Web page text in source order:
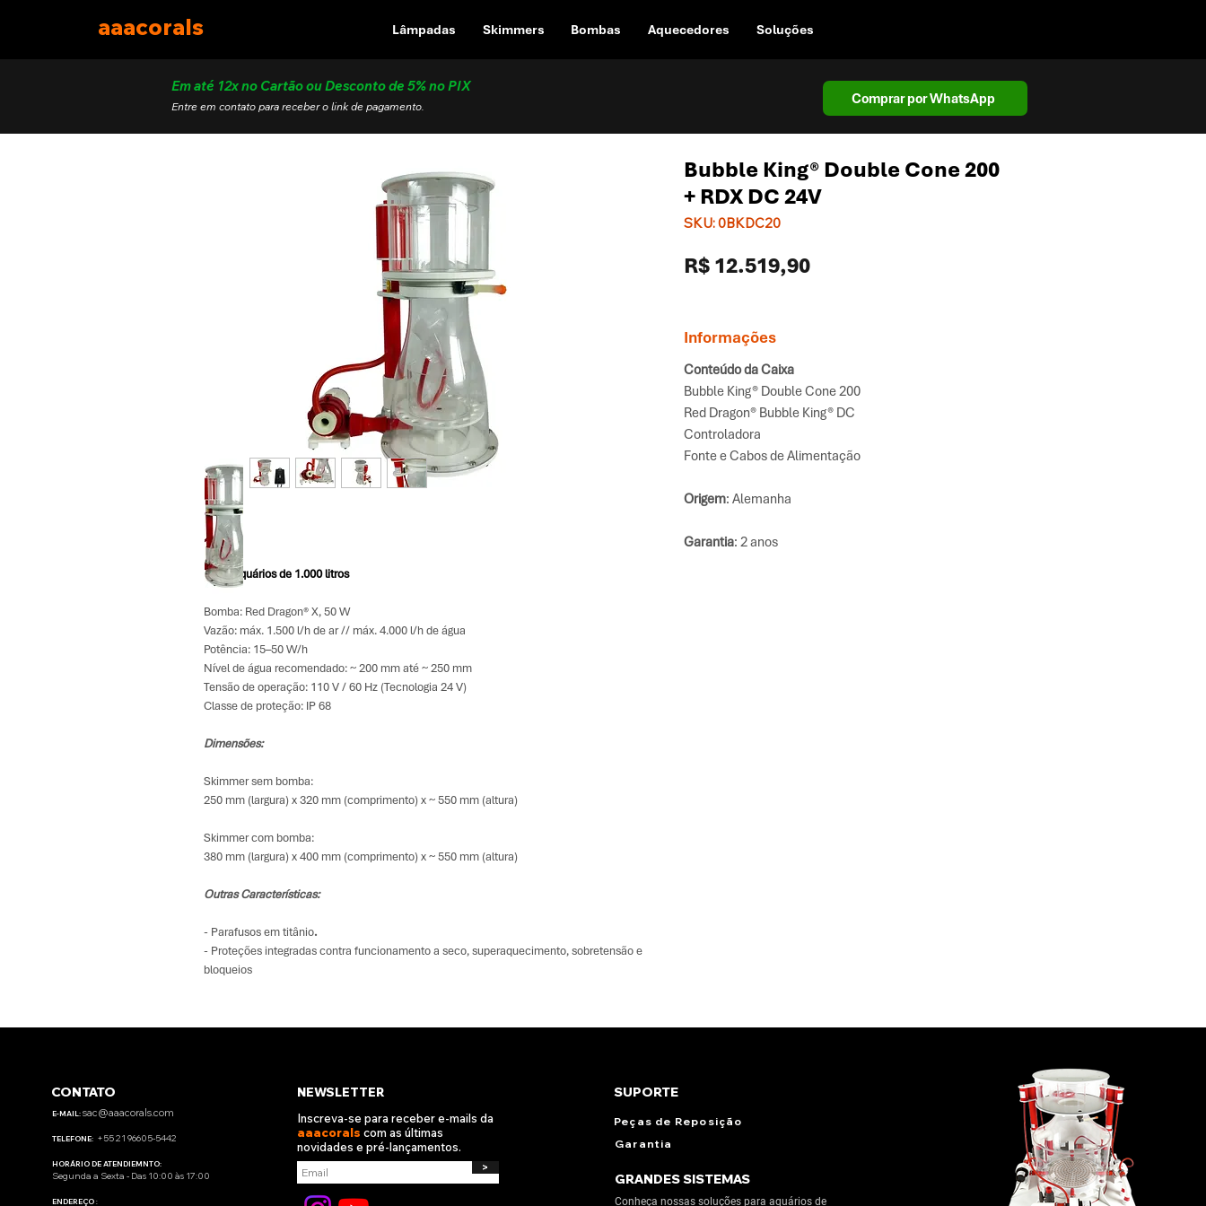
aaacorals Lâmpadas Skimmers Bombas Aquecedores Soluções
Em até 12x no Cartão ou Desconto de 5% no PIX
Entre em contato para receber o link de pagamento. Comprar por WhatsApp
Para Aquários de 1.000 litros
Bomba: Red Dragon® X, 50 W
Vazão: máx. 1.500 l/h de ar // máx. 4.000 l/h de água
Potência: 15–50 W/h
Nível de água recomendado: ~ 200 mm até ~ 250 mm
Tensão de operação: 110 V / 60 Hz (Tecnologia 24 V)
Classe de proteção: IP 68
Dimensões:
Skimmer sem bomba:
250 mm (largura) x 320 mm (comprimento) x ~ 550 mm (altura)
Skimmer com bomba:
380 mm (largura) x 400 mm (comprimento) x ~ 550 mm (altura)
Outras Características:
- Parafusos em titânio.
- Proteções integradas contra funcionamento a seco, superaquecimento, sobretensão e
bloqueios
Bubble King® Double Cone 200
+ RDX DC 24V
SKU: 0BKDC20
R$ 12.519,90Preço
Informações
Conteúdo da Caixa
Bubble King® Double Cone 200
Red Dragon® Bubble King® DC
Controladora
Fonte e Cabos de Alimentação
Origem: Alemanha
Garantia: 2 anos
CONTATO
E-MAIL: sac@aaacorals.com
TELEFONE: +55 21 96605-5442
HORÁRIO DE ATENDIEMNTO:
Segunda a Sexta - Das 10:00 às 17:00
ENDEREÇO:
NEWSLETTER
Inscreva-se para receber e-mails da
aaacorals com as últimas
novidades e pré-lançamentos.
>
SUPORTE
Peças de Reposição
Garantia
GRANDES SISTEMAS
Conheça nossas soluções para aquários de